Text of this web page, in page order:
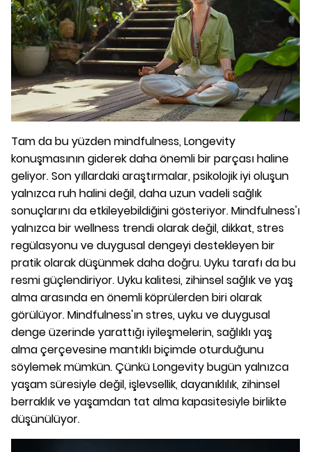
Tam da bu yüzden mindfulness, Longevity
konuşmasının giderek daha önemli bir parçası haline
geliyor. Son yıllardaki araştırmalar, psikolojik iyi oluşun
yalnızca ruh halini değil, daha uzun vadeli sağlık
sonuçlarını da etkileyebildiğini gösteriyor. Mindfulness'ı
yalnızca bir wellness trendi olarak değil, dikkat, stres
regülasyonu ve duygusal dengeyi destekleyen bir
pratik olarak düşünmek daha doğru. Uyku tarafı da bu
resmi güçlendiriyor. Uyku kalitesi, zihinsel sağlık ve yaş
alma arasında en önemli köprülerden biri olarak
görülüyor. Mindfulness'ın stres, uyku ve duygusal
denge üzerinde yarattığı iyileşmelerin, sağlıklı yaş
alma çerçevesine mantıklı biçimde oturduğunu
söylemek mümkün. Çünkü Longevity bugün yalnızca
yaşam süresiyle değil, işlevsellik, dayanıklılık, zihinsel
berraklık ve yaşamdan tat alma kapasitesiyle birlikte
düşünülüyor.